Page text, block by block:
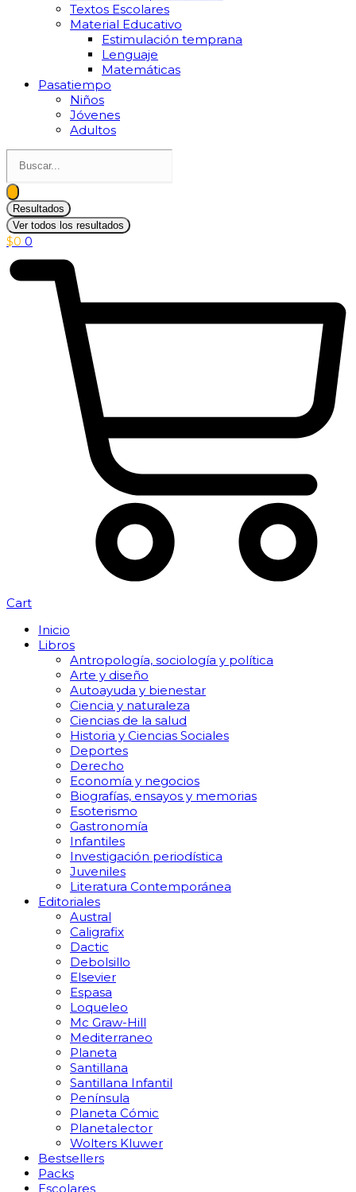
Textos Escolares
Material Educativo
Estimulación temprana
Lenguaje
Matemáticas
Pasatiempo
Niños
Jóvenes
Adultos
Resultados
Ver todos los resultados
$0 0
Cart
Inicio
Libros
Antropología, sociología y política
Arte y diseño
Autoayuda y bienestar
Ciencia y naturaleza
Ciencias de la salud
Historia y Ciencias Sociales
Deportes
Derecho
Economía y negocios
Biografías, ensayos y memorias
Esoterismo
Gastronomía
Infantiles
Investigación periodística
Juveniles
Literatura Contemporánea
Editoriales
Austral
Caligrafix
Dactic
Debolsillo
Elsevier
Espasa
Loqueleo
Mc Graw-Hill
Mediterraneo
Planeta
Santillana
Santillana Infantil
Península
Planeta Cómic
Planetalector
Wolters Kluwer
Bestsellers
Packs
Escolares